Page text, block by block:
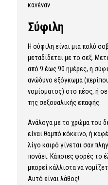
κανέναν.
Σύφιλη
Η σύφιλη είναι μια πολύ
μεταδίδεται με το σεξ.
από 9 έως 90 ημέρες, η
ανώδυνο εξόγκωμα
νομίσματος) στο πέος, ή
της σεξουαλικής επαφής.
Ανάλογα με το χρώμα του
είναι θαμπό κόκκινο, ή
λίγο καιρό γίνεται σαν
πονάει. Κάποιες φορές το
μπορεί κάλλιστα να
Αυτό είναι λάθος!